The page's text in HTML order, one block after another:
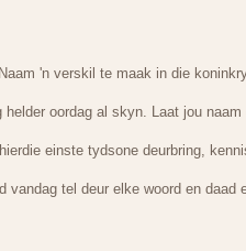
'n verskil te maak in die
oordag al skyn. Laat jou
einste tydsone deurbring,
tel deur elke woord en daad